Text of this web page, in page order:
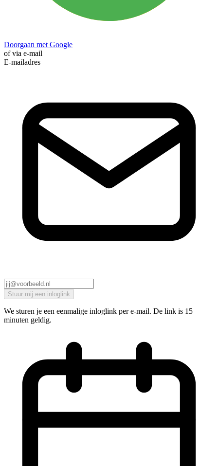
Doorgaan met Google
of via e-mail
E-mailadres
Stuur mij een inloglink
We sturen je een eenmalige inloglink per e-mail. De link is 15
minuten geldig.